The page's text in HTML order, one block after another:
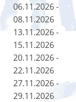
06.11.2026 -
08.11.2026
13.11.2026 -
15.11.2026
20.11.2026 -
22.11.2026
27.11.2026 -
29.11.2026